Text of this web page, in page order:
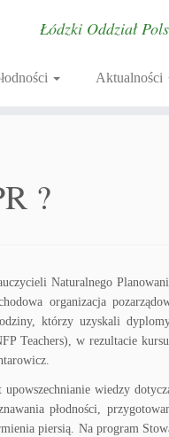
Łódzki Oddział
Aktualności
?
Naturalnego
organizacja
którzy uzyskali
Teachers), w rezultacie
upowszechnianie wiedzy
płodności,
piersią. Na program